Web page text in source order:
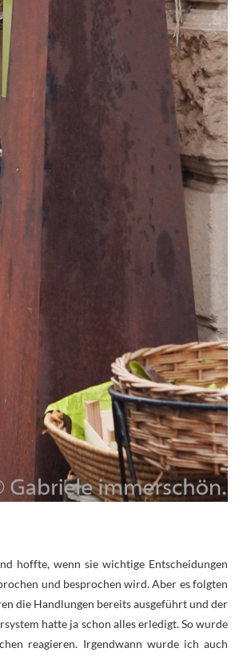
hoffte, wenn sie wichtige Entscheidungen
und besprochen wird. Aber es folgten
die Handlungen bereits ausgeführt und der
hatte ja schon alles erledigt. So wurde
reagieren. Irgendwann wurde ich auch